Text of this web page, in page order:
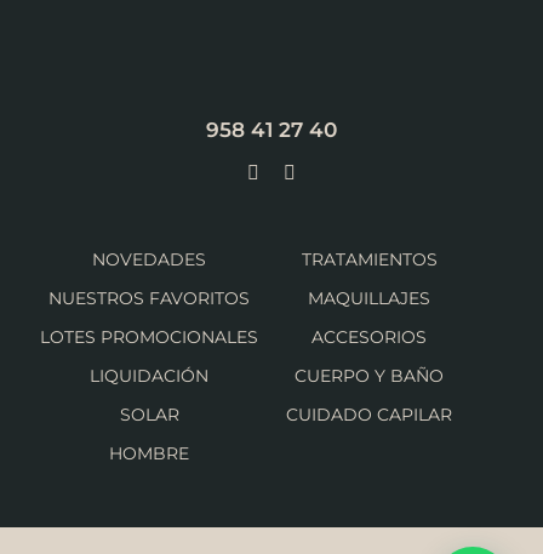
958 41 27 40
NOVEDADES
NUESTROS FAVORITOS
LOTES PROMOCIONALES
LIQUIDACIÓN
SOLAR
HOMBRE
TRATAMIENTOS
MAQUILLAJES
ACCESORIOS
CUERPO Y BAÑO
CUIDADO CAPILAR